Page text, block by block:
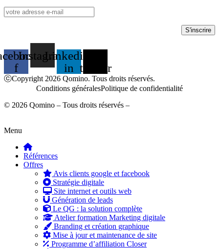
f
Instagram
Linkedin-
in twitter
ⓒCopyright 2026 Qomino. Tous droits réservés.
Conditions généralesPolitique de confidentialité
© 2026 Qomino – Tous droits réservés –
Menu
Références
Offres
Avis clients google et facebook
Stratégie digitale
Site internet et outils web
Génération de leads
Le QG : la solution complète
Atelier formation Marketing digitale
Branding et création graphique
Mise à jour et maintenance de site
Programme d’affiliation Closer